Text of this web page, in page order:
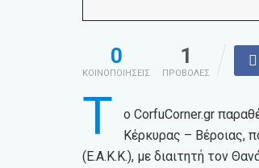
0
ΚΟΙΝΟΠΟΙΗΣΕΙΣ
1
ΠΡΟΒΟΛΕΣ
Τ
ο CorfuCorner.gr
Κέρκυρας – Βέροιας,
(Ε.Α.Κ.Κ.), με διαιτητή τον